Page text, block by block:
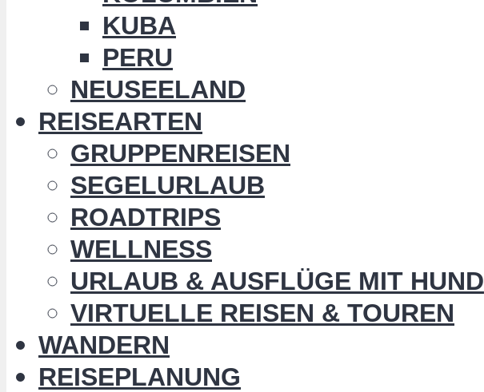
KUBA
PERU
NEUSEELAND
REISEARTEN
GRUPPENREISEN
SEGELURLAUB
ROADTRIPS
WELLNESS
URLAUB & AUSFLÜGE MIT HUND
VIRTUELLE REISEN & TOUREN
WANDERN
REISEPLANUNG